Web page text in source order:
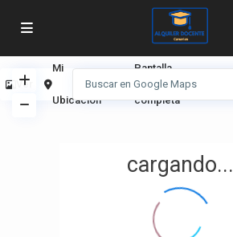
cargando...
Ver
Mi
Ubicación
Pantalla
completa